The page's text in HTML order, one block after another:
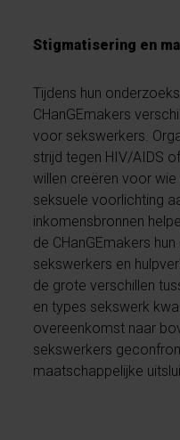
Stigmatisering en
Tijdens hun
CHanGEmakers
voor sekswerkers.
strijd tegen HIV/AIDS
willen creëren voor
seksuele voorlichting
inkomensbronnen
de CHanGEmakers
sekswerkers en
de grote verschillen
en types sekswerk
overeenkomst naar
sekswerkers
maatschappelijke